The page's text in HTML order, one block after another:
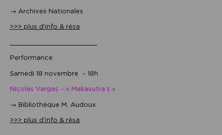
→ Archives Nationales
>>> plus d’info & résa
Performance
Samedi 18 novembre – 18h
Nicolas Vargas – « Makasutra’s »
→ Bibliothèque M. Audoux
>>> plus d’info & résa